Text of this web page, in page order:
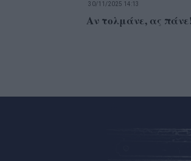
30/11/2025 14:13
Αν τολμάνε, ας πάνε!